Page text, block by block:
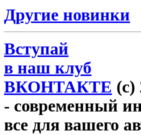
Другие новинки
Вступай
в наш клуб
ВКОНТАКТЕ (c)
- современный
все для вашего